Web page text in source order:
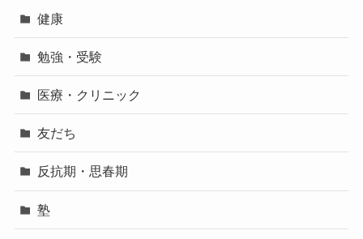
健康
勉強・受験
医療・クリニック
友だち
反抗期・思春期
塾